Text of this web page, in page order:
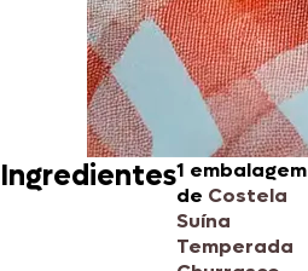
Ingredientes1 embalagem
de Costela
Suína
Temperada